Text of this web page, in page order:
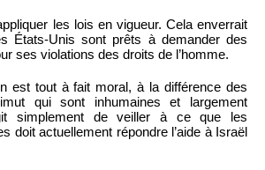
les lois en vigueur. Cela enverrait
États-Unis sont prêts à demander des
ses violations des droits de l’homme.
est tout à fait moral, à la différence des
qui sont inhumaines et largement
simplement de veiller à ce que les
doit actuellement répondre l’aide à Israël